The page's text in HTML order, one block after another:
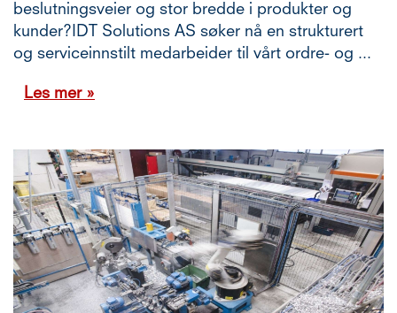
beslutningsveier og stor bredde i produkter og
kunder?IDT Solutions AS søker nå en strukturert
og serviceinnstilt medarbeider til vårt ordre- og ...
Les mer »